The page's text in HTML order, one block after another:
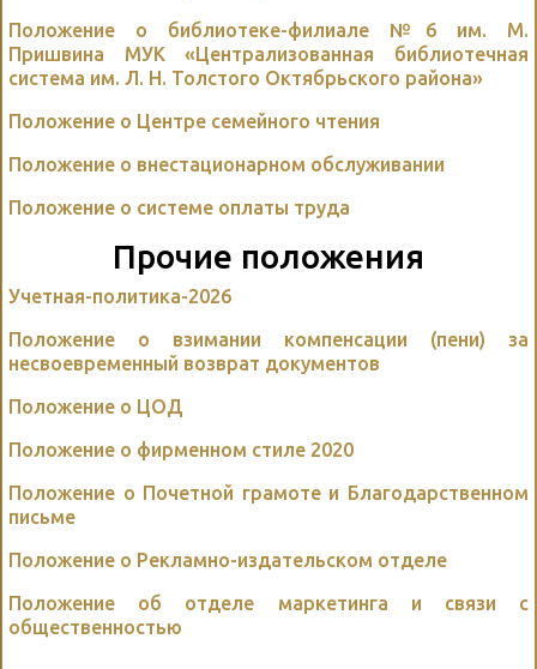
Положение о библиотеке-филиале №6 им. М.
Пришвина МУК «Централизованная библиотечная
система им. Л. Н. Толстого Октябрьского района»
Положение о Центре семейного чтения
Положение о внестационарном обслуживании
Положение о системе оплаты труда
Прочие положения
Учетная-политика-2026
Положение о взимании компенсации (пени) за
несвоевременный возврат документов
Положение о ЦОД
Положение о фирменном стиле 2020
Положение о Почетной грамоте и Благодарственном
письме
Положение о Рекламно-издательском отделе
Положение об отделе маркетинга и связи с
общественностью